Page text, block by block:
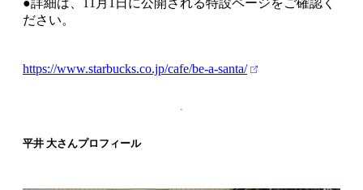
ださい。
https://www.starbucks.co.jp/cafe/be-a-santa/
平井 大さんプロフィール